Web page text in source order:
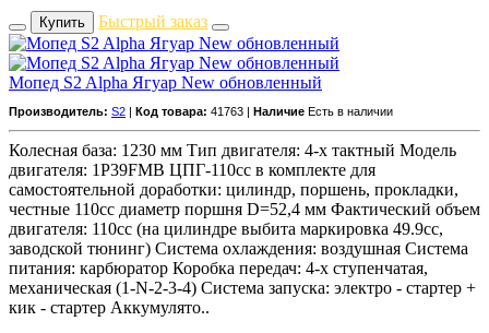
Купить Быстрый заказ
Мопед S2 Alpha Ягуар New обновленный
Производитель: S2 | Код товара: 41763 | Наличие Есть в наличии
Колесная база: 1230 мм Тип двигателя: 4-х тактный Модель
двигателя: 1P39FMB ЦПГ-110сс в комплекте для
самостоятельной доработки: цилиндр, поршень, прокладки,
честные 110сс диаметр поршня D=52,4 мм Фактический объем
двигателя: 110сс (на цилиндре выбита маркировка 49.9cc,
заводской тюнинг) Система охлаждения: воздушная Система
питания: карбюратор Коробка передач: 4-х ступенчатая,
механическая (1-N-2-3-4) Система запуска: электро - стартер +
кик - стартер Аккумулято..